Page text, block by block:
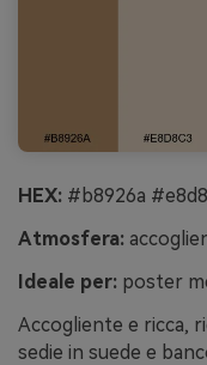
HEX: #b8926a
Atmosfera:
Ideale per: poster
Accogliente e ricca,
sedie in suede e